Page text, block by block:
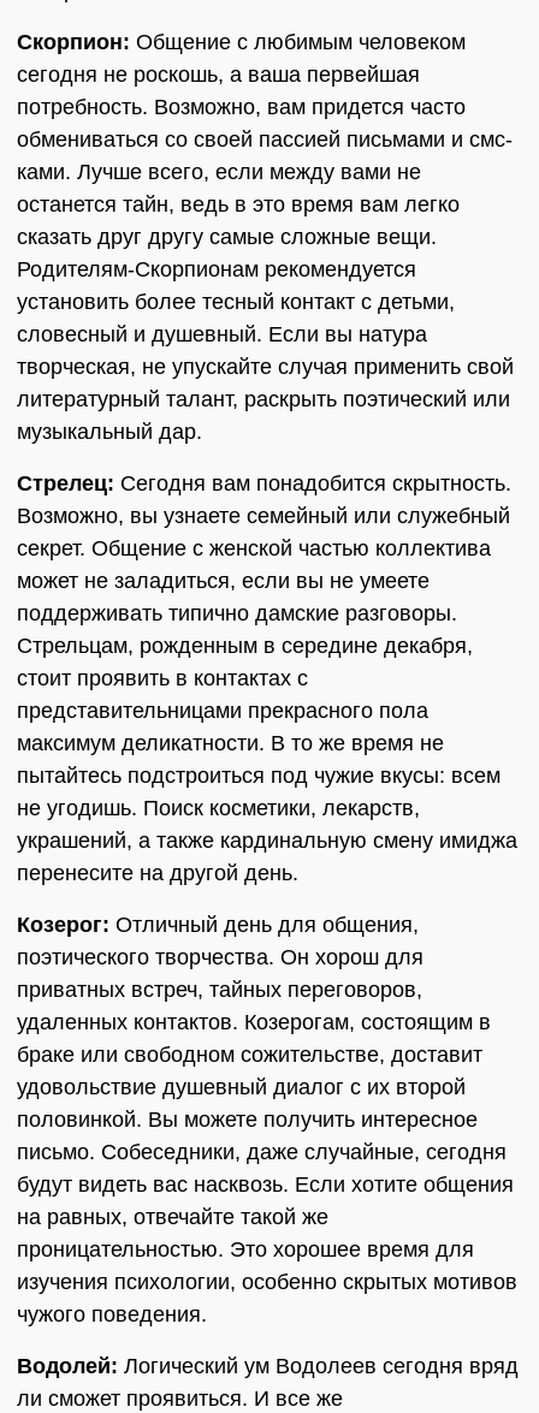
Скорпион: Общение с любимым человеком
сегодня не роскошь, а ваша первейшая
потребность. Возможно, вам придется часто
обмениваться со своей пассией письмами и смс-
ками. Лучше всего, если между вами не
останется тайн, ведь в это время вам легко
сказать друг другу самые сложные вещи.
Родителям-Скорпионам рекомендуется
установить более тесный контакт с детьми,
словесный и душевный. Если вы натура
творческая, не упускайте случая применить свой
литературный талант, раскрыть поэтический или
музыкальный дар.
Стрелец: Сегодня вам понадобится скрытность.
Возможно, вы узнаете семейный или служебный
секрет. Общение с женской частью коллектива
может не заладиться, если вы не умеете
поддерживать типично дамские разговоры.
Стрельцам, рожденным в середине декабря,
стоит проявить в контактах с
представительницами прекрасного пола
максимум деликатности. В то же время не
пытайтесь подстроиться под чужие вкусы: всем
не угодишь. Поиск косметики, лекарств,
украшений, а также кардинальную смену имиджа
перенесите на другой день.
Козерог: Отличный день для общения,
поэтического творчества. Он хорош для
приватных встреч, тайных переговоров,
удаленных контактов. Козерогам, состоящим в
браке или свободном сожительстве, доставит
удовольствие душевный диалог с их второй
половинкой. Вы можете получить интересное
письмо. Собеседники, даже случайные, сегодня
будут видеть вас насквозь. Если хотите общения
на равных, отвечайте такой же
проницательностью. Это хорошее время для
изучения психологии, особенно скрытых мотивов
чужого поведения.
Водолей: Логический ум Водолеев сегодня вряд
ли сможет проявиться. И все же